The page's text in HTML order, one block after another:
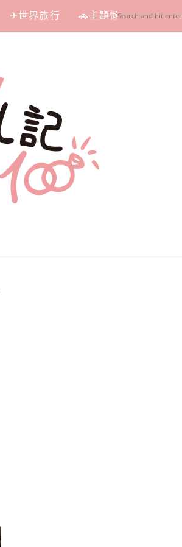
✈世界旅行 🚗主題懶人包